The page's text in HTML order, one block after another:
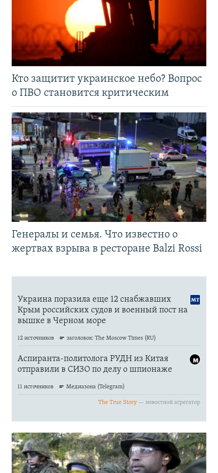
Кто защитит украинское небо? Вопрос
о ПВО становится критическим
Генералы и семья. Что известно о
жертвах взрыва в ресторане Balzi Rossi